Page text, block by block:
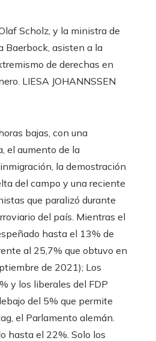
Scholz, y la ministra de
Baerbock, asisten a la
de derechas en
LIESA JOHANNSSEN
bajas, con una
el aumento de la
la demostración
del campo y una reciente
que paralizó durante
del país. Mientras el
hasta el 13% de
al 25,7% que obtuvo en
de 2021); Los
y los liberales del FDP
del 5% que permite
el Parlamento alemán.
hasta el 22%. Solo los